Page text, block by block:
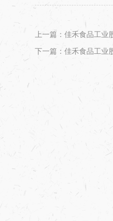
上一篇：佳禾食品工
下一篇：佳禾食品工业